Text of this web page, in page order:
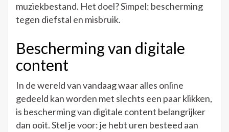
muziekbestand. Het doel? Simpel: bescherming
tegen diefstal en misbruik.
Bescherming van digitale
content
In de wereld van vandaag waar alles online
gedeeld kan worden met slechts een paar klikken,
is bescherming van digitale content belangrijker
dan ooit. Stel je voor: je hebt uren besteed aan